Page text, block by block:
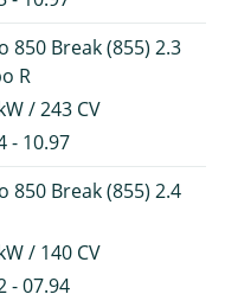
850 Break (855) 2.3
R
/ 243 CV
- 10.97
850 Break (855) 2.4
/ 140 CV
- 07.94